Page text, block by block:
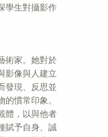
學生對攝影作
術家。她對於
影像與人建立
發現、反思並
慣常印象。
體，以與他者
賦予自身、誠